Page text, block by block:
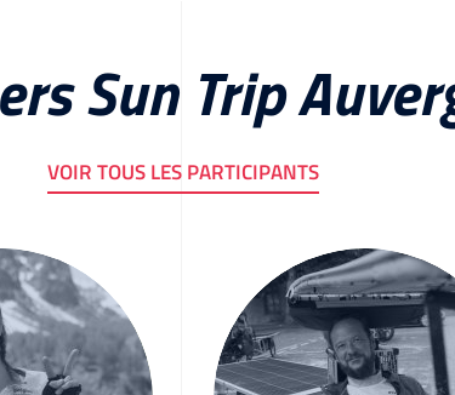
Sun Trip
VOIR TOUS LES PARTICIPANTS